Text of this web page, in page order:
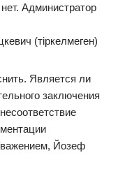
Администратор
(тіркелмеген)
Является ли
заключения
Йозеф